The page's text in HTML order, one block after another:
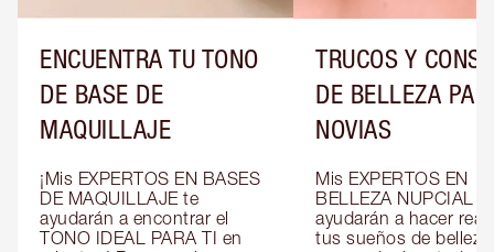
ENCUENTRA TU TONO
DE BASE DE
MAQUILLAJE
¡Mis EXPERTOS EN BASES
DE MAQUILLAJE te
ayudarán a encontrar el
TONO IDEAL PARA TI en
TRUCOS Y
DE BELLEZA
NOVIAS
Mis EXPERTOS EN
BELLEZA NUPCIAL te
ayudarán a hacer
tus sueños de belleza